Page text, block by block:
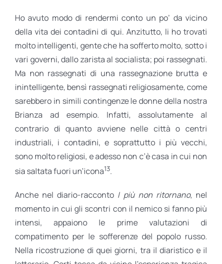
Ho avuto modo di rendermi conto un po’ da vicino
della vita dei contadini di qui. Anzitutto, li ho trovati
molto intelligenti, gente che ha sofferto molto, sotto i
vari governi, dallo zarista al socialista; poi rassegnati.
Ma non rassegnati di una rassegnazione brutta e
inintelligente, bensì rassegnati religiosamente, come
sarebbero in simili contingenze le donne della nostra
Brianza ad esempio. Infatti, assolutamente al
contrario di quanto avviene nelle città o centri
industriali, i contadini, e soprattutto i più vecchi,
sono molto religiosi, e adesso non c’è casa in cui non
sia saltata fuori un’icona13.
Anche nel diario-racconto I più non ritornano, nel
momento in cui gli scontri con il nemico si fanno più
intensi, appaiono le prime valutazioni di
compatimento per le sofferenze del popolo russo.
Nella ricostruzione di quei giorni, tra il diaristico e il